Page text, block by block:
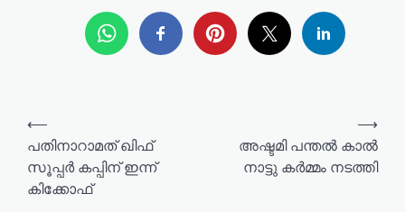
⟵
പതിനാറാമത് ഖിഫ്
സൂപ്പര്‍ കപ്പിന് ഇന്ന്
കിക്കോഫ്
അഷ്ടമി പന്തൽ കാൽ
നാട്ടു കർമ്മം നടത്തി
⟶